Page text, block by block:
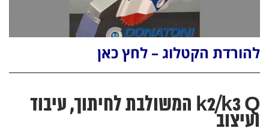
להורדת הקטלוג – לחץ כאן
k2/k3 Q המשולבת לחיתוך, עיבוד
ועיצוב